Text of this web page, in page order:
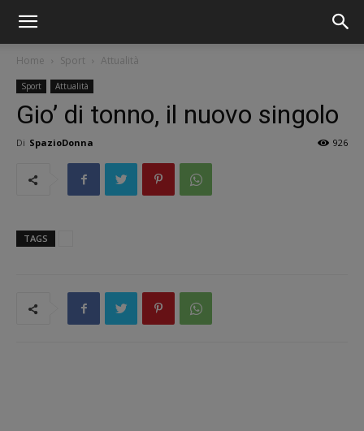
Home Sport Attualità
Sport Attualità
Gio’ di tonno, il nuovo singolo
Di SpazioDonna 926
TAGS